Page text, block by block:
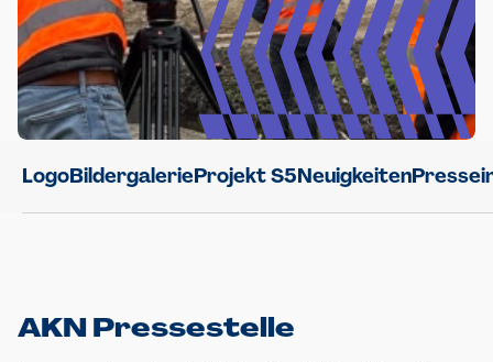
LogoBildergalerieProjekt S5Neuigkeiten
AKN Pressestelle